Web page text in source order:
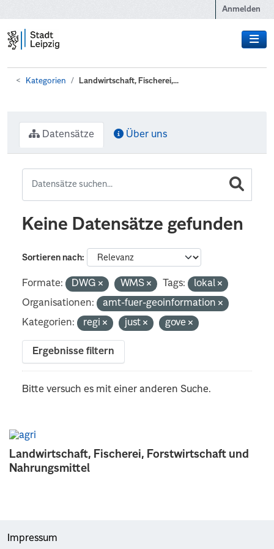
Anmelden
Kategorien Landwirtschaft, Fischerei,...
Landwirtschaft, Fischerei, Forstwirtschaft und
Nahrungsmittel
Datensätze Über uns
Keine Datensätze gefunden
Sortieren nach
Formate: DWG WMS Tags:
lokal
Organisationen:
amt-fuer-geoinformation
Kategorien:
regi just gove
Ergebnisse filtern
Bitte versuch es mit einer anderen Suche.
Impressum